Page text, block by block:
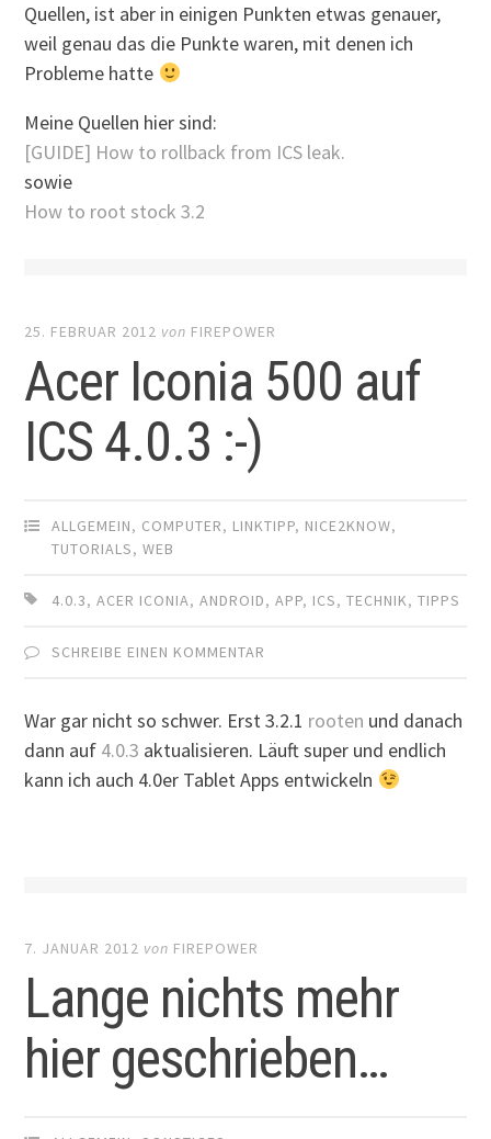
Quellen, ist aber in einigen Punkten etwas genauer,
weil genau das die Punkte waren, mit denen ich
Probleme hatte
Meine Quellen hier sind:
[GUIDE] How to rollback from ICS leak.
sowie
How to root stock 3.2
25. FEBRUAR 2012 von FIREPOWER
Acer Iconia 500 auf
ICS 4.0.3 :-)
ALLGEMEIN, COMPUTER, LINKTIPP, NICE2KNOW,
TUTORIALS,WEB
4.0.3,ACER ICONIA,ANDROID,APP, ICS,TECHNIK,TIPPS
SCHREIBE EINEN KOMMENTAR
War gar nicht so schwer. Erst 3.2.1 rooten und danach
dann auf 4.0.3 aktualisieren. Läuft super und endlich
kann ich auch 4.0er Tablet Apps entwickeln
7. JANUAR 2012 von FIREPOWER
Lange nichts mehr
hier geschrieben…